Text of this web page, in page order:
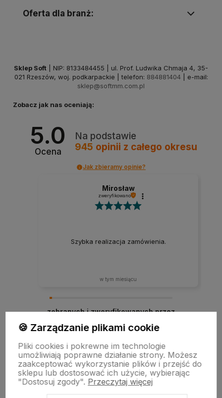
Oferta dla branż:
Sklep Soft | NIP: 8133484455 | ul. Prof. Ludwika Chmaja 4, 35-
021 Rzeszów, woj. podkarpackie | telefon: 884881404 | e-mail:
sklep@softmm.com.pl
Zobacz jak nas oceniają:
5.0
Ocena
Na podstawie
945 opinii z całego okresu
Jak zbieramy opinie?
Mirosław
zweryfikowano
Szybka realizacja zamówienia.
w tym miesiącu
zebranych i zweryfikowanych przez
🍪 Zarządzanie plikami cookie
Pliki cookies i pokrewne im technologie
umożliwiają poprawne działanie strony. Możesz
zaakceptować wykorzystanie plików i przejść do
sklepu lub dostosować ich użycie, wybierając
"Dostosuj zgody". Przeczytaj więcej